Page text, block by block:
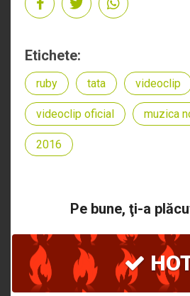
Etichete:
ruby tata videoclip
videoclip oficial muzica
2016
Pe bune, ţi-a